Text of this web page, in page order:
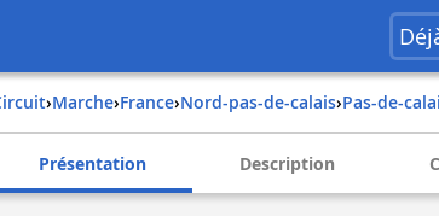
Circuit› Marche› france› nord-pas-de-calais› pas-de-
Présentation Description